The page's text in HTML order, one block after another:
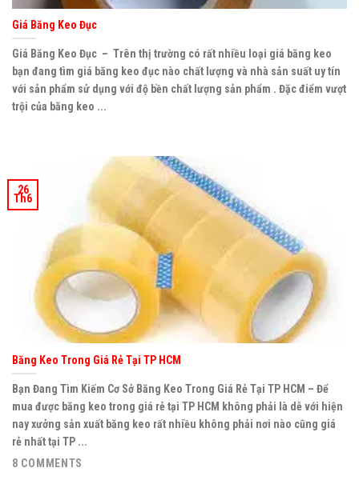
Giá Băng Keo Đục
Giá Băng Keo Đục – Trên thị trường có rất nhiều loại giá băng keo
bạn đang tìm giá băng keo đục nào chất lượng và nhà sản suất uy tín
với sản phẩm sử dụng với độ bền chất lượng sản phẩm . Đặc điểm vượt
trội của băng keo ...
Băng Keo Trong Giá Rẻ Tại TP HCM
Bạn Đang Tìm Kiếm Cơ Sở Băng Keo Trong Giá Rẻ Tại TP HCM – Để
mua được băng keo trong giá rẻ tại TP HCM không phải là dễ với hiện
nay xưởng sản xuất băng keo rất nhiều không phải nơi nào cũng giá
rẻ nhất tại TP ...
8 COMMENTS
26
Th6